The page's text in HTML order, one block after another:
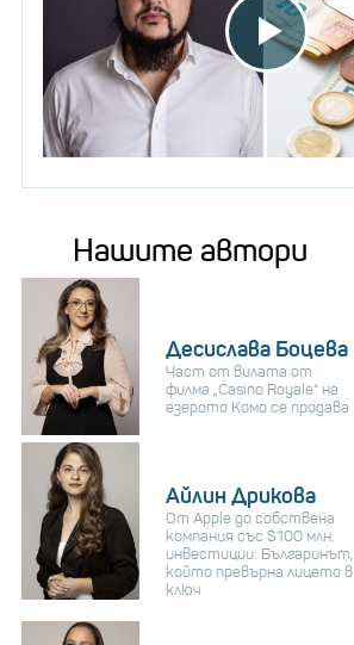
Нашите автори
Десислава Боцева
Част от вилата от
филма „Casino Royale“ на
езерото Комо се продава
Айлин Дрикова
От Apple до собствена
компания със $100 млн.
инвестиции: Българинът,
който превърна лицето в
ключ